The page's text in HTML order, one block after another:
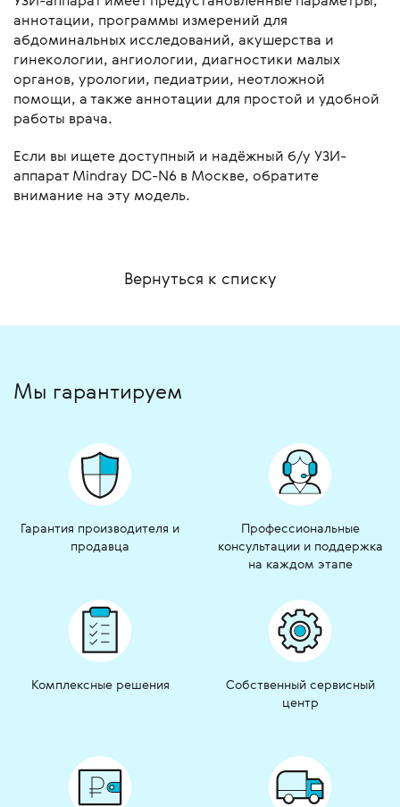
аннотации, программы измерений для
абдоминальных исследований, акушерства и
гинекологии, ангиологии, диагностики малых
органов, урологии, педиатрии, неотложной
помощи, а также аннотации для простой и удобной
работы врача.
Если вы ищете доступный и надёжный б/у УЗИ-
аппарат Mindray DC-N6 в Москве, обратите
внимание на эту модель.
Вернуться к списку
Мы гарантируем
Гарантия производителя и
продавца
Профессиональные
консультации и поддержка
на каждом этапе
Комплексные решения
Собственный сервисный
центр